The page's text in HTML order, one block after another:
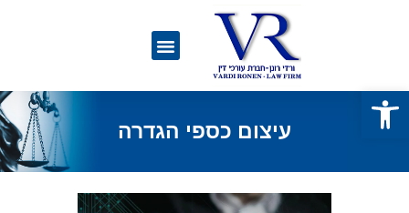
פתח סרגל נגישות
עיצום כספי הגדרה